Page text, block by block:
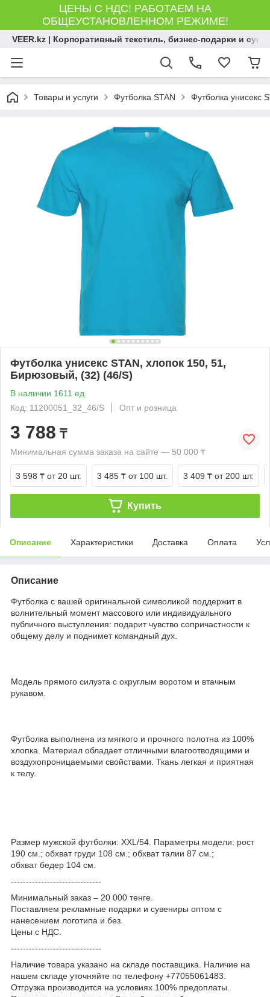
ЦЕНЫ С НДС! РАБОТАЕМ НА
ОБЩЕУСТАНОВЛЕННОМ РЕЖИМЕ!
VEER.kz | Корпоративный текстиль, бизнес-подарки и
Товары и услуги Футболка STAN Футболка унисекс
Футболка унисекс STAN, хлопок 150, 51,
Бирюзовый, (32) (46/S)
В наличии 1611 ед.
Код: 11200051_32_46/S
Опт и розница
3 788 ₸
Минимальная сумма заказа на сайте — 50 000 ₸
3 598 ₸ от 20 шт. 3 485 ₸ от 100 шт. 3 409 ₸ от 200 шт.
Купить
Описание Характеристики Доставка Оплата
Описание
Футболка с вашей оригинальной символикой поддержит в
волнительный момент массового или индивидуального
публичного выступления: подарит чувство сопричастности к
общему делу и поднимет командный дух.
Модель прямого силуэта с округлым воротом и втачным
рукавом.
Футболка выполнена из мягкого и прочного полотна из 100%
хлопка. Материал обладает отличными влагоотводящими и
воздухопроницаемыми свойствами. Ткань легкая и приятная
к телу.
Размер мужской футболки: XXL/54. Параметры модели: рост
190 см.; обхват груди 108 см.; обхват талии 87 см.;
обхват бедер 104 см.
------------------------------
Минимальный заказ – 20 000 тенге.
Поставляем рекламные подарки и сувениры оптом с
нанесением логотипа и без.
Цены с НДС.
------------------------------
Наличие товара указано на складе поставщика. Наличие на
нашем складе уточняйте по телефону +77055061483.
Отгрузка производится на условиях 100% предоплаты.